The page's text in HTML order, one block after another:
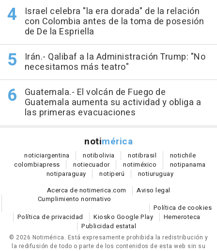
Israel celebra "la era dorada" de la relación
con Colombia antes de la toma de posesión
de De la Espriella
Irán.- Qalibaf a la Administración Trump: "No
necesitamos más teatro"
Guatemala.- El volcán de Fuego de
Guatemala aumenta su actividad y obliga a
las primeras evacuaciones
notimérica
noticiargentina notibolivia notibrasil notichile
colombiapress notiecuador notiméxico notipanama
notiparaguay notiperú notiuruguay
Acerca de notimerica.com
Aviso legal
Cumplimiento normativo
Política de cookies
Política de privacidad
Kiosko Google Play
Hemeroteca
Publicidad estatal
© 2026 Notimérica. Está expresamente prohibida la redistribución y
la redifusión de todo o parte de los contenidos de esta web sin su